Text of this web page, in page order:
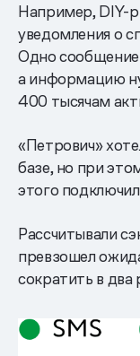
Например, DIY-
уведомления о
Одно сообщение
а информацию
400 тысячам
«Петрович»
базе, но при
этого
Рассчитывали
превзошел
сократить в два